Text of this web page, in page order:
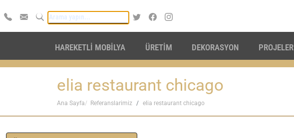
HAREKETLİ MOBİLYA ÜRETİM DEKORASYON PROJELER
elia restaurant chicago
Ana Sayfa Referanslarimiz elia restaurant chicago